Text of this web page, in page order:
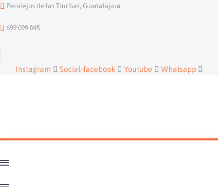
Peralejos de las Truchas, Guadalajara
699 099 045
Instagram Social-facebook Youtube Whatsapp